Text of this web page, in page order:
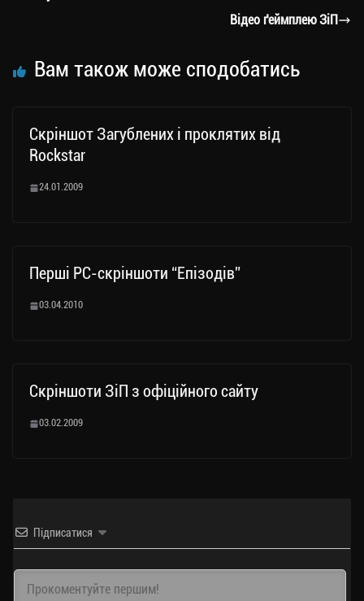
Відео ґеймплею ЗіП
Вам також може сподобатись
Скріншот Загублених і проклятих від
Rockstar
24.01.2009
Перші PC-скріншоти “Епізодів”
03.04.2010
Скріншоти ЗіП з офіційного сайту
03.02.2009
Підписатися